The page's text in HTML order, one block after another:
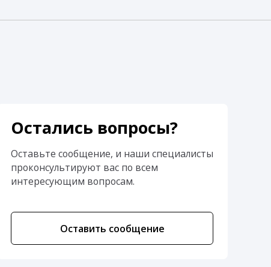
Остались вопросы?
Оставьте сообщение, и наши специалисты
проконсультируют вас по всем
интересующим вопросам.
Оставить сообщение